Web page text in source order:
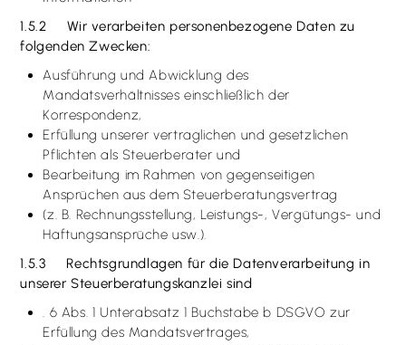
1.5.2 Wir verarbeiten personenbezogene Daten zu
folgenden Zwecken:
Ausführung und Abwicklung des
Mandatsverhältnisses einschließlich der
Korrespondenz,
Erfüllung unserer vertraglichen und gesetzlichen
Pflichten als Steuerberater und
Bearbeitung im Rahmen von gegenseitigen
Ansprüchen aus dem Steuerberatungsvertrag
(z. B. Rechnungsstellung, Leistungs-, Vergütungs- und
Haftungsansprüche usw.).
1.5.3 Rechtsgrundlagen für die Datenverarbeitung in
unserer Steuerberatungskanzlei sind
. 6 Abs. 1 Unterabsatz 1 Buchstabe b DSGVO zur
Erfüllung des Mandatsvertrages,